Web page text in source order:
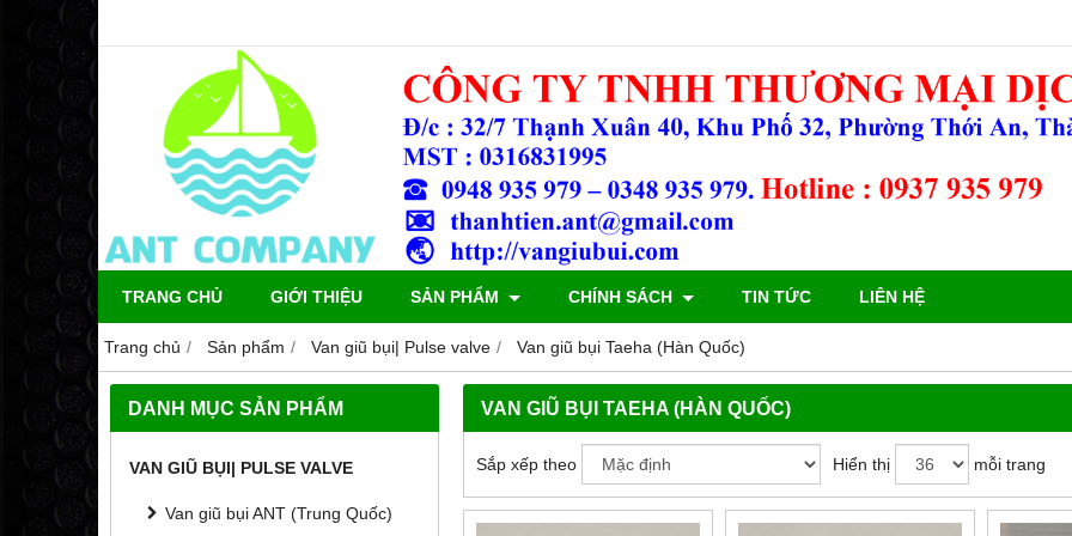
TRANG CHỦ GIỚI THIỆU SẢN PHẨM CHÍNH SÁCH TIN TỨC LIÊN HỆ
Trang chủ Sản phẩm Van giũ bụi| Pulse valve Van giũ bụi Taeha (Hàn Quốc)
DANH MỤC SẢN PHẨM
VAN GIŨ BỤI| PULSE VALVE
Van giũ bụi ANT (Trung Quốc)
VAN GIŨ BỤI TAEHA (HÀN QUỐC)
Sắp xếp theo Hiển thị mỗi trang